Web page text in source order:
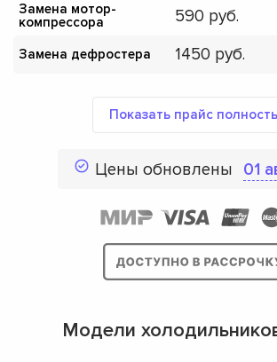
Замена мотор-
компрессора
590
Замена дефростера 1450
Показать прайс
Цены обновлены 01
Модели